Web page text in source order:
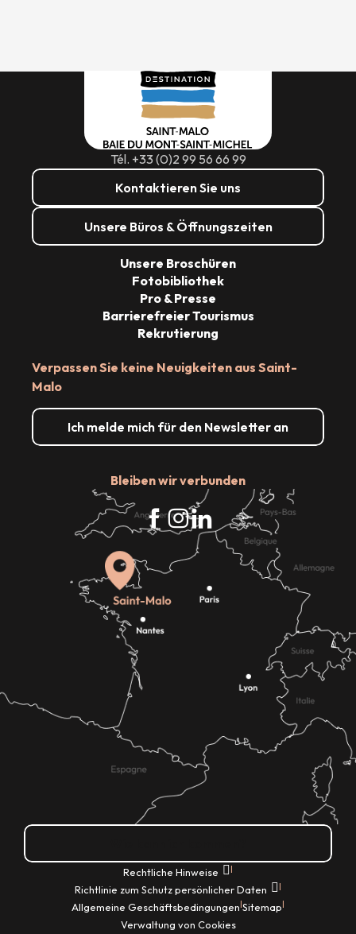
Tél. +33 (0)2 99 56 66 99
Kontaktieren Sie uns
Unsere Büros & Öffnungszeiten
Verpassen Sie keine Neuigkeiten aus Saint-
Malo
Ich melde mich für den Newsletter an
Bleiben wir verbunden
Unsere Broschüren
Fotobibliothek
Pro & Presse
Barrierefreier Tourismus
Rekrutierung
Rechtliche Hinweise |
Richtlinie zum Schutz persönlicher Daten |
Allgemeine Geschäftsbedingungen|Sitemap|
Verwaltung von Cookies